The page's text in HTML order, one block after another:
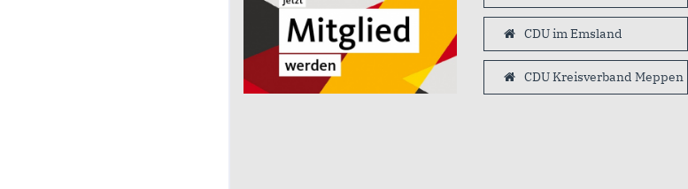
CDU im Emsland
CDU Kreisverband Meppen